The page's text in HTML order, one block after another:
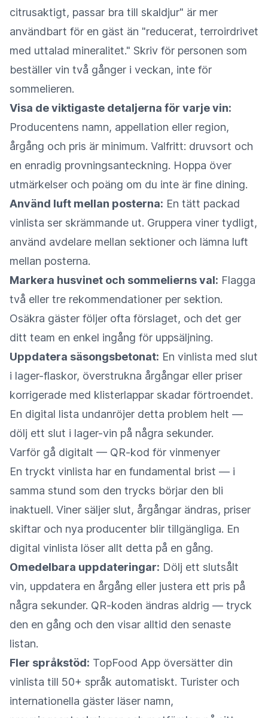
citrusaktigt, passar bra till skaldjur" är mer
användbart för en gäst än "reducerat, terroirdrivet
med uttalad mineralitet." Skriv för personen som
beställer vin två gånger i veckan, inte för
sommelieren.
Visa de viktigaste detaljerna för varje vin:
Producentens namn, appellation eller region,
årgång och pris är minimum. Valfritt: druvsort och
en enradig provningsanteckning. Hoppa över
utmärkelser och poäng om du inte är fine dining.
Använd luft mellan posterna: En tätt packad
vinlista ser skrämmande ut. Gruppera viner tydligt,
använd avdelare mellan sektioner och lämna luft
mellan posterna.
Markera husvinet och sommelierns val: Flagga
två eller tre rekommendationer per sektion.
Osäkra gäster följer ofta förslaget, och det ger
ditt team en enkel ingång för uppsäljning.
Uppdatera säsongsbetonat: En vinlista med slut
i lager-flaskor, överstrukna årgångar eller priser
korrigerade med klisterlappar skadar förtroendet.
En digital lista undanröjer detta problem helt —
dölj ett slut i lager-vin på några sekunder.
Varför gå digitalt — QR-kod för vinmenyer
En tryckt vinlista har en fundamental brist — i
samma stund som den trycks börjar den bli
inaktuell. Viner säljer slut, årgångar ändras, priser
skiftar och nya producenter blir tillgängliga. En
digital vinlista löser allt detta på en gång.
Omedelbara uppdateringar: Dölj ett slutsålt
vin, uppdatera en årgång eller justera ett pris på
några sekunder. QR-koden ändras aldrig — tryck
den en gång och den visar alltid den senaste
listan.
Fler språkstöd: TopFood App översätter din
vinlista till 50+ språk automatiskt. Turister och
internationella gäster läser namn,